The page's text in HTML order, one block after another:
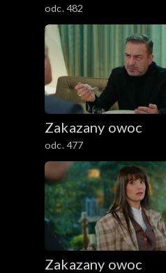
odc. 482
Zakazany owoc
odc. 477
Zakazany owoc